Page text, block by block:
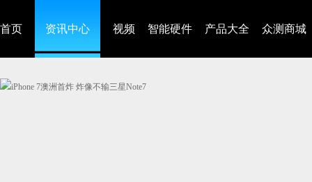
首页 资讯中心 视频 智能硬件 产品大全 众测商城